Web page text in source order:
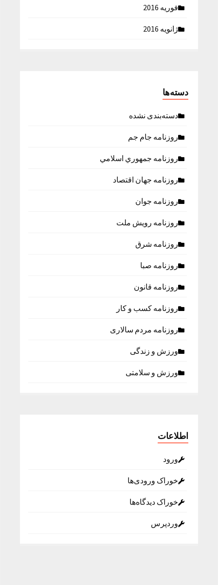
فوریه 2016
ژانویه 2016
دسته‌ها
دسته‌بندی نشده
روزنامه جام جم
روزنامه جمهوري اسلامي
روزنامه جهان اقتصاد
روزنامه جوان
روزنامه رویش ملت
روزنامه شرق
روزنامه صبا
روزنامه قانون
روزنامه كسب و كار
روزنامه مردم سالاری
ورزش و زندگی
ورزش و سلامتی
اطلاعات
ورود
خوراک ورودی‌ها
خوراک دیدگاه‌ها
وردپرس